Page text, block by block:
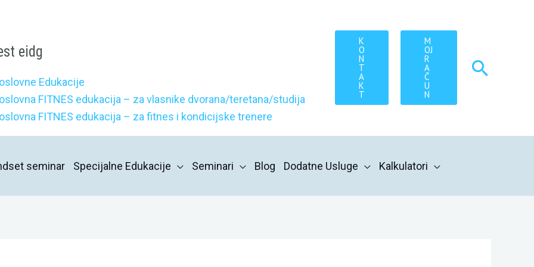
eidg
Edukacije
FITNES edukacija – za vlasnike dvorana/teretana/studija
FITNES edukacija – za fitnes i kondicijske trenere
K
O
N
T
A
K
T
M
OJ
R
A
Č
U
N
seminar Specijalne Edukacije Seminari Blog Dodatne Usluge Kalkulatori